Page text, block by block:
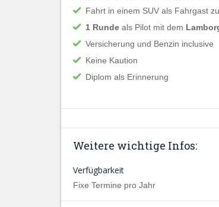
Fahrt in einem SUV als Fahrgast
1 Runde als Pilot mit dem
Versicherung und Benzin inclusive
Keine Kaution
Diplom als Erinnerung
Weitere wichtige Infos:
Verfügbarkeit
Fixe Termine pro Jahr